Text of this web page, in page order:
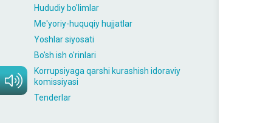
Hududiy bo'limlar
Me'yoriy-huquqiy hujjatlar
Yoshlar siyosati
Bo'sh ish o'rinlari
Korrupsiyaga qarshi kurashish idoraviy
komissiyasi
Tenderlar